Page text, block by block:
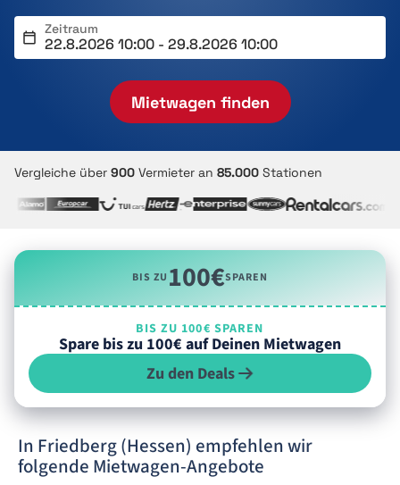
Zeitraum
Mietwagen finden
Vergleiche über 900 Vermieter an 85.000 Stationen
BIS ZU100€SPAREN
BIS ZU 100€ SPAREN
Spare bis zu 100€ auf Deinen Mietwagen
Zu den Deals
In Friedberg (Hessen) empfehlen wir
folgende Mietwagen-Angebote